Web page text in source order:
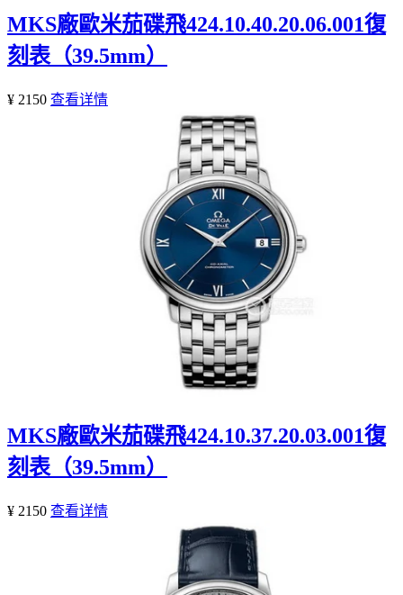
MKS廠歐米茄碟飛424.10.40.20.06.001復
刻表（39.5mm）
¥ 2150 查看详情
MKS廠歐米茄碟飛424.10.37.20.03.001復
刻表（39.5mm）
¥ 2150 查看详情